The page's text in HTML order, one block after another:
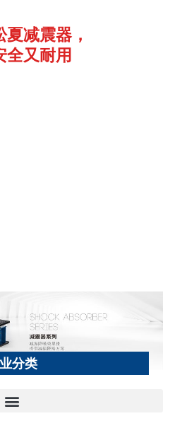
夏减震器，
全又耐用
分类